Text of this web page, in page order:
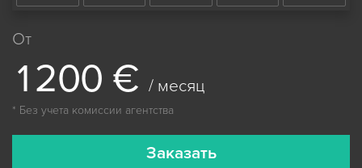
От
1200 € / месяц
* Без учета комиссии агентства
Заказать